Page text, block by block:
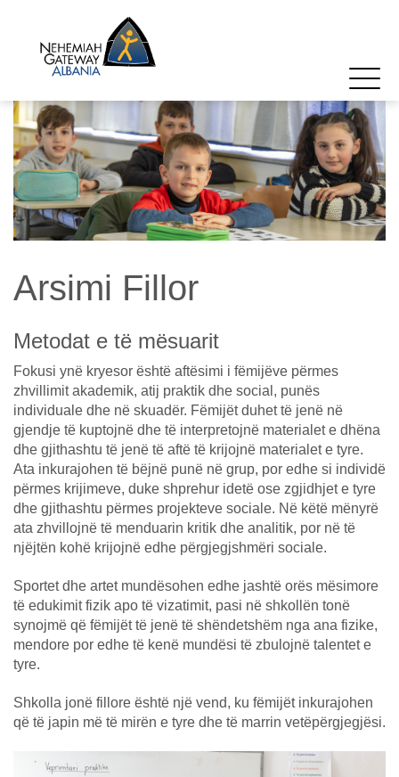
Arsimi Fillor
Metodat e të mësuarit
Fokusi ynë kryesor është aftësimi i fëmijëve përmes
zhvillimit akademik, atij praktik dhe social, punës
individuale dhe në skuadër. Fëmijët duhet të jenë në
gjendje të kuptojnë dhe të interpretojnë materialet e dhëna
dhe gjithashtu të jenë të aftë të krijojnë materialet e tyre.
Ata inkurajohen të bëjnë punë në grup, por edhe si individë
përmes krijimeve, duke shprehur idetë ose zgjidhjet e tyre
dhe gjithashtu përmes projekteve sociale. Në këtë mënyrë
ata zhvillojnë të menduarin kritik dhe analitik, por në të
njëjtën kohë krijojnë edhe përgjegjshmëri sociale.
Sportet dhe artet mundësohen edhe jashtë orës mësimore
të edukimit fizik apo të vizatimit, pasi në shkollën tonë
synojmë që fëmijët të jenë të shëndetshëm nga ana fizike,
mendore por edhe të kenë mundësi të zbulojnë talentet e
tyre.
Shkolla jonë fillore është një vend, ku fëmijët inkurajohen
që të japin më të mirën e tyre dhe të marrin vetëpërgjegjësi.